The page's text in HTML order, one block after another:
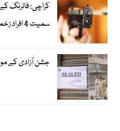
سمیت 4 افراد زخمی
جشن آزادی کے